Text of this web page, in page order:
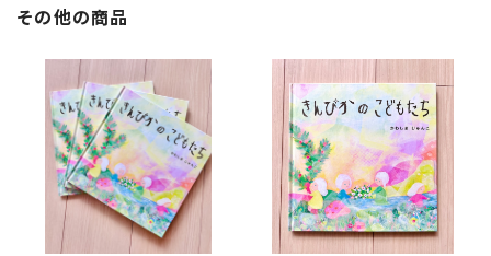
その他の商品